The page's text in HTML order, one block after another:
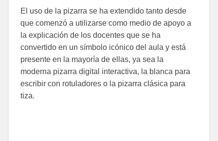
El uso de la pizarra se ha extendido tanto desde
que comenzó a utilizarse como medio de apoyo a
la explicación de los docentes que se ha
convertido en un símbolo icónico del aula y está
presente en la mayoría de ellas, ya sea la
moderna pizarra digital interactiva, la blanca para
escribir con rotuladores o la pizarra clásica para
tiza.